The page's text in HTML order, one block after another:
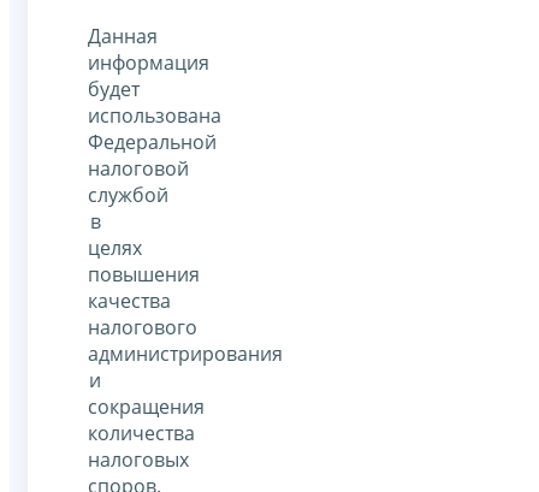
Данная
информация
будет
использована
Федеральной
налоговой
службой
в
целях
повышения
качества
налогового
администрирования
и
сокращения
количества
налоговых
споров.